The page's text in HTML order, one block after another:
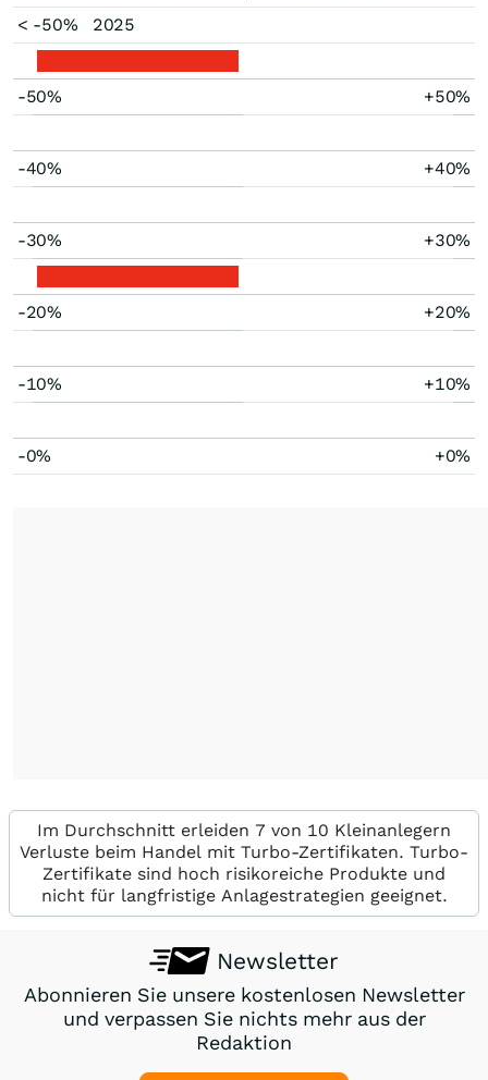
< -50%
2025
-50% +50%
-40% +40%
-30% +30%
-20% +20%
-10% +10%
-0% +0%
Im Durchschnitt erleiden 7 von 10 Kleinanlegern
Verluste beim Handel mit Turbo-Zertifikaten. Turbo-
Zertifikate sind hoch risikoreiche Produkte und
nicht für langfristige Anlagestrategien geeignet.
Newsletter
Abonnieren Sie unsere kostenlosen Newsletter
und verpassen Sie nichts mehr aus der
Redaktion